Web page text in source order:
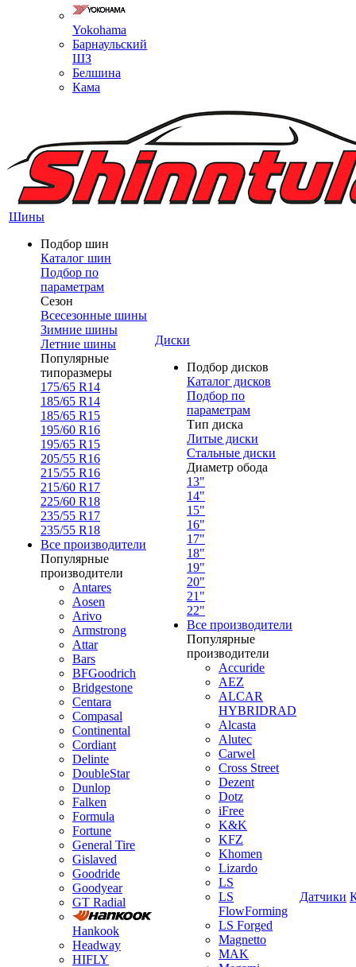
Yokohama
Барнаульский
ШЗ
Белшина
Кама
Шины
Подбор шин
Каталог шин
Подбор по
параметрам
Сезон
Всесезонные шины
Зимние шины
Летние шины
Популярные
типоразмеры
175/65 R14
185/65 R14
185/65 R15
195/60 R16
195/65 R15
205/55 R16
215/55 R16
215/60 R17
225/60 R18
235/55 R17
235/55 R18
Все производители
Популярные
производители
Antares
Aosen
Arivo
Armstrong
Attar
Bars
BFGoodrich
Bridgestone
Centara
Compasal
Continental
Cordiant
Delinte
DoubleStar
Dunlop
Falken
Formula
Fortune
General Tire
Gislaved
Goodride
Goodyear
GT Radial
Hankook
Headway
HIFLY
Диски
Подбор дисков
Каталог дисков
Подбор по
параметрам
Тип диска
Литые диски
Стальные диски
Диаметр обода
13"
14"
15"
16"
17"
18"
19"
20"
21"
22"
Все производители
Популярные
производители
Accuride
AEZ
ALCAR
HYBRIDRAD
Alcasta
Alutec
Carwel
Cross Street
Dezent
Dotz
iFree
K&K
KFZ
Khomen
Lizardo
LS
LS
FlowForming
LS Forged
Magnetto
MAK
Датчики